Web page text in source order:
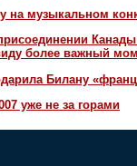
на музыкальном
более важный
Билану
уже не за горами